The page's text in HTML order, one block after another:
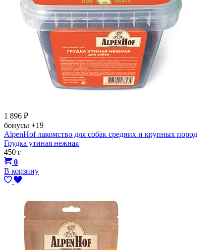
1 896 ₽
бонусы +19
AlpenHof лакомство для собак средних и крупных пород
Грудка утиная нежная
450 г
0
В корзину